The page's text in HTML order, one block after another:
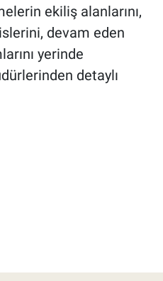
ekiliş alanlarını,
devam eden
yerinde
detaylı